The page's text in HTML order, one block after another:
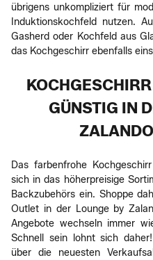
übrigens unkompliziert für
Induktionskochfeld nutzen.
Gasherd oder Kochfeld aus
das Kochgeschirr ebenfalls
GÜNSTIG IN
Das farbenfrohe
sich in das höherpreisige
Backzubehörs ein. Shoppe
Outlet in der Lounge by
Angebote wechseln immer
Schnell sein lohnt sich
über die neuesten